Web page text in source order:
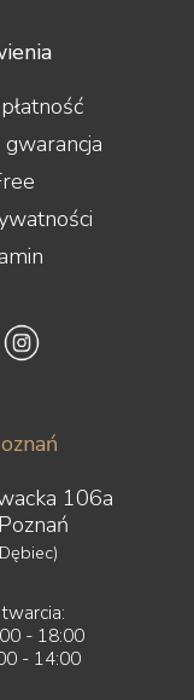
gwarancja
106a
- 18:00
- 14:00